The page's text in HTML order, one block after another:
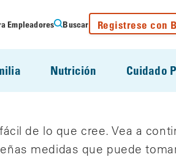
Empleadores Buscar Registrese con
Nutrición Cuidado
de lo que cree. Vea a
medidas que puede